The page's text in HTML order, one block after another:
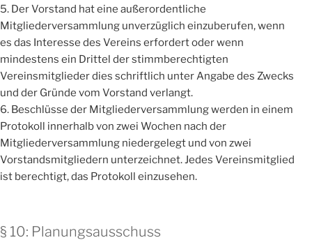
5. Der Vorstand hat eine außerordentliche
Mitgliederversammlung unverzüglich einzuberufen, wenn
es das Interesse des Vereins erfordert oder wenn
mindestens ein Drittel der stimmberechtigten
Vereinsmitglieder dies schriftlich unter Angabe des Zwecks
und der Gründe vom Vorstand verlangt.
6. Beschlüsse der Mitgliederversammlung werden in einem
Protokoll innerhalb von zwei Wochen nach der
Mitgliederversammlung niedergelegt und von zwei
Vorstandsmitgliedern unterzeichnet. Jedes Vereinsmitglied
ist berechtigt, das Protokoll einzusehen.
§ 10: Planungsausschuss